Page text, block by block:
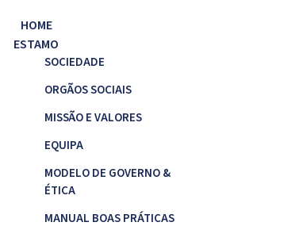
HOME
ESTAMO
SOCIEDADE
ORGÃOS SOCIAIS
MISSÃO E VALORES
EQUIPA
MODELO DE GOVERNO &
ÉTICA
MANUAL BOAS PRÁTICAS